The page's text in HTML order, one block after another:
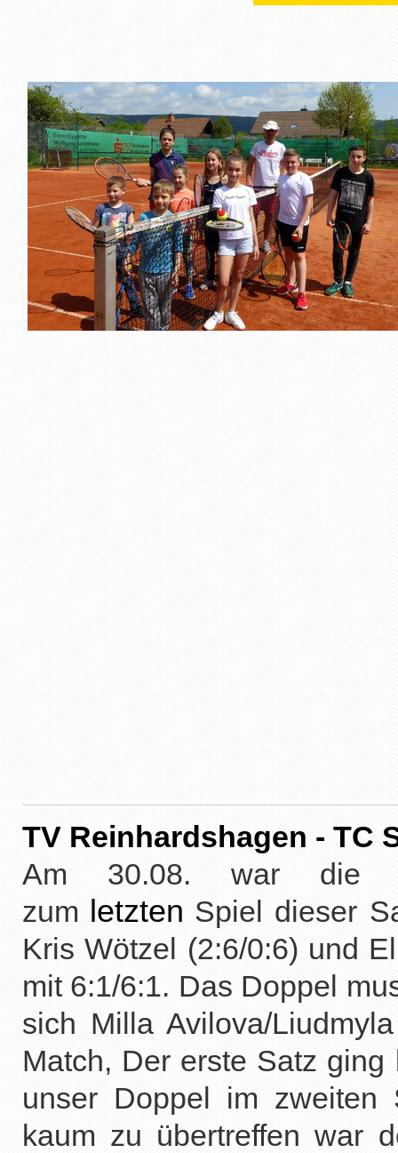
TV Reinhardshagen -
Am 30.08. war die
zum letzten Spiel dieser
Kris Wötzel (2:6/0:6) und
mit 6:1/6:1. Das Doppel
sich Milla Avilova/
Match, Der erste Satz
unser Doppel im zweiten
kaum zu übertreffen war